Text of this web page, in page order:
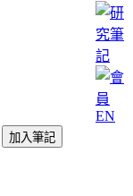
EN
加入筆記